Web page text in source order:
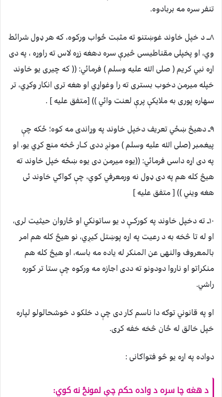
تنفر سره مه بربادوه.
۸ـــ د خپل خاوند غوښتنو ته مثبت ځواب ورکوه، که هر ډول شرائط
وي، او پخپلی مقناطیسی څیرې سره دهغه زړه لاس ته راوړه ، په دی
اړه نبي کریم ( صلی الله علیه وسلم ) فرمائي: (( که چیری یو خاوند
خپله میرمن دخوب بستری ته را وغواړي او هغه تری انکار وکړي، تر
سهاره پوری به ملايکې پرې لعنت وائي )) [متفق علیه ] .
۹ــ دهیڅ ښځي تعریف دخپل خاوند په وړاندی مه کوه؛ ځکه چې
پیغمبر (صلی الله علیه وسلم ) مونږ ددی کــار څخه منع کړي یو، او
په دی اړه داسی فرمائي: ((یوه میرمن دی یوه ښځه خپل خاوند ته
هیڅ کله هم په دی ډول نه ورمعرفي کوي، چې ګواګي خاوند ئی
هغه ویني )) [ متفق علیه ]
۱۰ــ ته دخپل خاوند په کورکــې د یو ساتونکي او څاروان حیثیت لری،
او له تا څخه به د رعیت په اړه پوښتل کیږي، نو هیڅ کله هم امر
بالمعروف والنهی عن المنکر له یاده مه باسه، او هیڅ کله هم
منکراتو او ناروا دودونو ته ددی اجازه مه ورکوه چې ستا تر کوره
راشي.
او په قانوني توګه دا ناسم کار دی چې د خلکو د خوشحالولو لپاره
خپل خالق له ځان څخه خفه کړی.
دواده په اړه يو څو فتواګانی :
د هغه چا سره د واده حکم چې لمونځ نه کوي: